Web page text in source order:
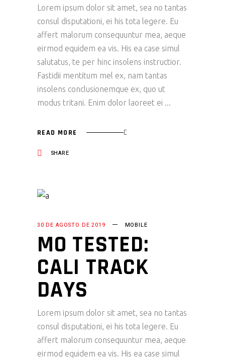
Lorem ipsum dolor sit amet, sea no tantas
consul disputationi, ei his tota legere. Eu
affert malorum consequuntur mea, aeque
eirmod equidem ea vis. His ea case simul
salutatus, te per hinc insolens instructior.
Fastidii mentitum mel ex, nam tantas
insolens conclusionemque ex, quo ut
modus tritani. Enim dolor laoreet ei
READ MORE
SHARE
30 DE AGOSTO DE 2019 MOBILE
MO TESTED:
CALI TRACK
DAYS
Lorem ipsum dolor sit amet, sea no tantas
consul disputationi, ei his tota legere. Eu
affert malorum consequuntur mea, aeque
eirmod equidem ea vis. His ea case simul